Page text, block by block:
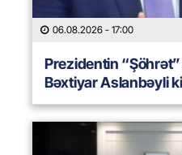
06.08.2026 - 17:00
Prezidentin
Bəxtiyar Aslanbəyli